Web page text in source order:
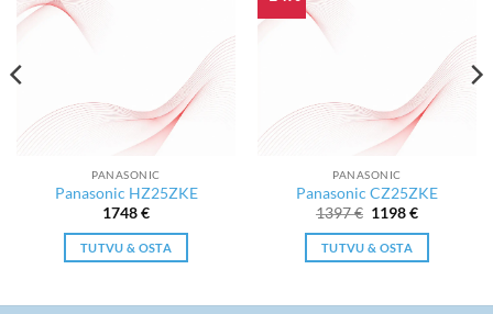
PANASONIC
Panasonic HZ25ZKE
1748€
TUTVU & OSTA
PANASONIC
Panasonic CZ25ZKE
1397€ Algne
oli:
1397 €.
1198€Current
is:
TUTVU & OSTA